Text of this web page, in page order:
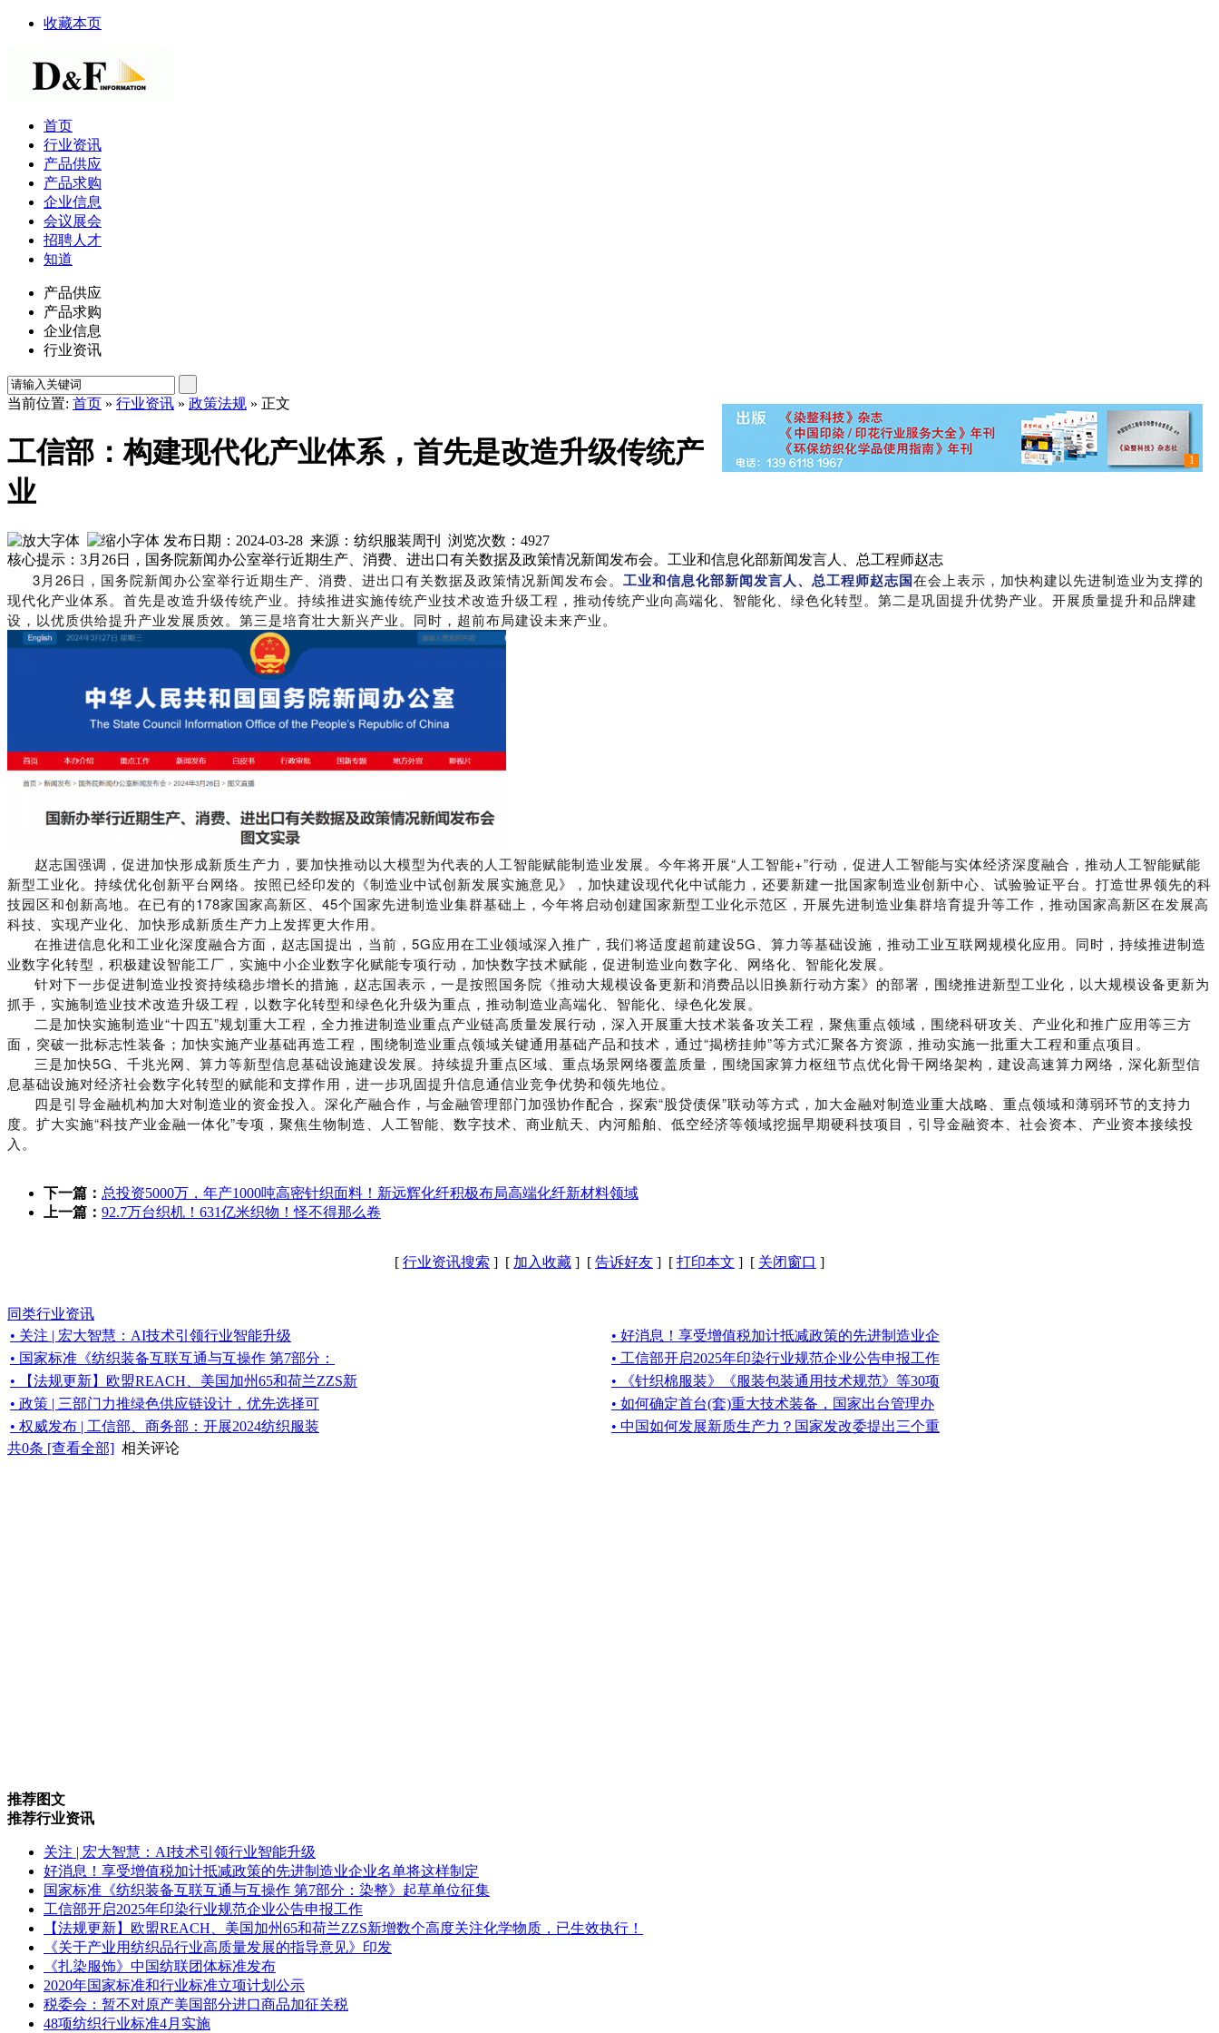
收藏本页
首页
行业资讯
产品供应
产品求购
企业信息
会议展会
招聘人才
知道
产品供应
产品求购
企业信息
行业资讯
1
当前位置: 首页 » 行业资讯 » 政策法规 » 正文
工信部：构建现代化产业体系，首先是改造升级传统产
业
发布日期：2024-03-28 来源：纺织服装周刊 浏览次数： 4927
核心提示：3月26日，国务院新闻办公室举行近期生产、消费、进出口有关数据及政策情况新闻发布会。工业和信息化部新闻发言人、总工程师赵志
3月26日，国务院新闻办公室举行近期生产、消费、进出口有关数据及政策情况新闻发布会。 工业和信息化部新闻发言人、总工程师赵志国在会上表示，加快构建以先进制造业为支撑的
现代化产业体系。首先是改造升级传统产业。持续推进实施传统产业技术改造升级工程，推动传统产业向高端化、智能化、绿色化转型。第二是巩固提升优势产业。开展质量提升和品牌建
设，以优质供给提升产业发展质效。第三是培育壮大新兴产业。同时，超前布局建设未来产业。
赵志国强调，促进加快形成新质生产力，要加快推动以大模型为代表的人工智能赋能制造业发展。今年将开展“人工智能+”行动，促进人工智能与实体经济深度融合，推动人工智能赋能
新型工业化。持续优化创新平台网络。按照已经印发的《制造业中试创新发展实施意见》，加快建设现代化中试能力，还要新建一批国家制造业创新中心、试验验证平台。打造世界领先的科
技园区和创新高地。在已有的178家国家高新区、45个国家先进制造业集群基础上，今年将启动创建国家新型工业化示范区，开展先进制造业集群培育提升等工作，推动国家高新区在发展高
科技、实现产业化、加快形成新质生产力上发挥更大作用。
在推进信息化和工业化深度融合方面，赵志国提出，当前，5G应用在工业领域深入推广，我们将适度超前建设5G、算力等基础设施，推动工业互联网规模化应用。同时，持续推进制造
业数字化转型，积极建设智能工厂，实施中小企业数字化赋能专项行动，加快数字技术赋能，促进制造业向数字化、网络化、智能化发展。
针对下一步促进制造业投资持续稳步增长的措施，赵志国表示，一是按照国务院《推动大规模设备更新和消费品以旧换新行动方案》的部署，围绕推进新型工业化，以大规模设备更新为
抓手，实施制造业技术改造升级工程，以数字化转型和绿色化升级为重点，推动制造业高端化、智能化、绿色化发展。
二是加快实施制造业“十四五”规划重大工程，全力推进制造业重点产业链高质量发展行动，深入开展重大技术装备攻关工程，聚焦重点领域，围绕科研攻关、产业化和推广应用等三方
面，突破一批标志性装备；加快实施产业基础再造工程，围绕制造业重点领域关键通用基础产品和技术，通过“揭榜挂帅”等方式汇聚各方资源，推动实施一批重大工程和重点项目。
三是加快5G、千兆光网、算力等新型信息基础设施建设发展。持续提升重点区域、重点场景网络覆盖质量，围绕国家算力枢纽节点优化骨干网络架构，建设高速算力网络，深化新型信
息基础设施对经济社会数字化转型的赋能和支撑作用，进一步巩固提升信息通信业竞争优势和领先地位。
四是引导金融机构加大对制造业的资金投入。深化产融合作，与金融管理部门加强协作配合，探索“股贷债保”联动等方式，加大金融对制造业重大战略、重点领域和薄弱环节的支持力
度。扩大实施“科技产业金融一体化”专项，聚焦生物制造、人工智能、数字技术、商业航天、内河船舶、低空经济等领域挖掘早期硬科技项目，引导金融资本、社会资本、产业资本接续投
入。
下一篇： 总投资5000万，年产1000吨高密针织面料！新远辉化纤积极布局高端化纤新材料领域
上一篇： 92.7万台织机！631亿米织物！怪不得那么卷
[ 行业资讯搜索 ] [ 加入收藏 ] [ 告诉好友 ] [ 打印本文 ] [ 关闭窗口 ]
同类行业资讯
• 关注 | 宏大智慧：AI技术引领行业智能升级
• 好消息！享受增值税加计抵减政策的先进制造业企
• 国家标准《纺织装备互联互通与互操作 第7部分：
• 工信部开启2025年印染行业规范企业公告申报工作
• 【法规更新】欧盟REACH、美国加州65和荷兰ZZS新
• 《针织棉服装》《服装包装通用技术规范》等30项
• 政策 | 三部门力推绿色供应链设计，优先选择可
• 如何确定首台(套)重大技术装备，国家出台管理办
• 权威发布 | 工信部、商务部：开展2024纺织服装
• 中国如何发展新质生产力？国家发改委提出三个重
共0条 [查看全部] 相关评论
推荐图文
推荐行业资讯
关注 | 宏大智慧：AI技术引领行业智能升级
好消息！享受增值税加计抵减政策的先进制造业企业名单将这样制定
国家标准《纺织装备互联互通与互操作 第7部分：染整》起草单位征集
工信部开启2025年印染行业规范企业公告申报工作
【法规更新】欧盟REACH、美国加州65和荷兰ZZS新增数个高度关注化学物质，已生效执行！
《关于产业用纺织品行业高质量发展的指导意见》印发
《扎染服饰》中国纺联团体标准发布
2020年国家标准和行业标准立项计划公示
税委会：暂不对原产美国部分进口商品加征关税
48项纺织行业标准4月实施